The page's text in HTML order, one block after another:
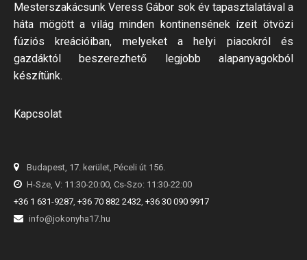
Mesterszakácsunk Veress Gábor sok év tapasztalatával a
háta mögött a világ minden kontinensének ízeit ötvözi
fúziós kreációiban, melyeket a helyi piacokról és
gazdáktól beszerezhető legjobb alapanyagokból
készítünk.
Kapcsolat
Budapest, 17. kerület, Péceli út 156.
H-Sze, V: 11:30-20:00, Cs-Szo: 11:30-22:00
+36 1 631-9287, +36 70 882 2432, +36 30 090 9917
info@jokonyha17.hu